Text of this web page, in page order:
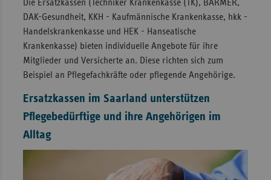
Die Ersatzkassen (Techniker Krankenkasse (TK), BARMER,
DAK-Gesundheit, KKH - Kaufmännische Krankenkasse, hkk -
Handelskrankenkasse und HEK - Hanseatische
Krankenkasse) bieten individuelle Angebote für ihre
Mitglieder und Versicherte an. Diese richten sich zum
Beispiel an Pflegefachkräfte oder pflegende Angehörige.
Ersatzkassen im Saarland unterstützen
Pflegebedürftige und ihre Angehörigen im
Alltag